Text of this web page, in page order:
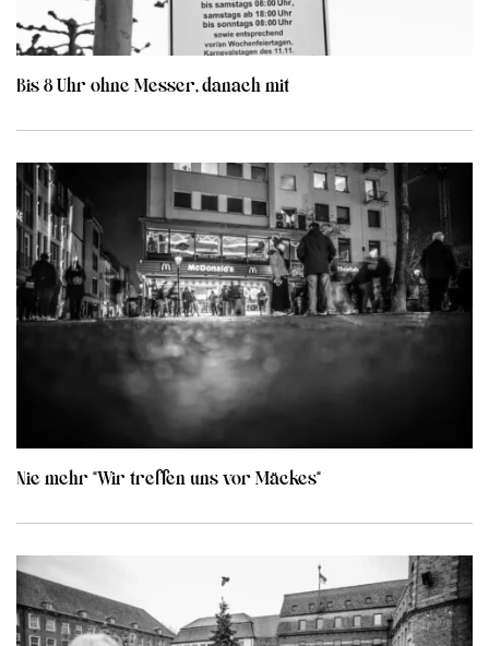
Bis 8 Uhr ohne Messer, danach mit
Nie mehr “Wir treffen uns vor Mäckes“